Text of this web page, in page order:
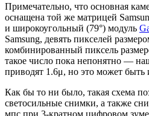
Примечательно, что основная
оснащена той же матрицей
и широкоугольный (79°) модуль
Samsung, девять пикселей
комбинированный пиксель
такое число пока непонятно —
приводят 1.6μ, но это может быть
Как бы то ни было, такая схема
светосильные снимки, а также
мпс при 3-кратном цифровом зуме